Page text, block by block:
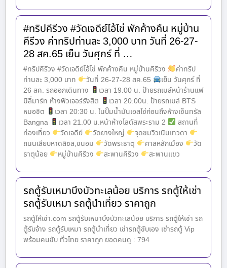
#ทริปคีรีวง #วัดเจดีย์ไอ้ไข่ พักค้างคืน หมู่บ้าน
คีรีวง ค่าทริปท่านละ 3,000 บาท วันที่ 26-27-
28 สค.65 เย็น วันศุกร์ ที่ …
#ทริปคีรีวง #วัดเจดีย์ไอ้ไข่ พักค้างคืน หมู่บ้านคีรีวง
ค่าทริป
ท่านละ 3,000 บาท
วันที่ 26-27-28 สค.65
เย็น วันศุกร์ ที่
26 สค. รถออกเดินทาง
เวลา 19.00 น. ป้ายรถเมล์หน้าร้านแฟ
มิลี่มาร์ท ห้างฟิวเจอร์รังสิต
เวลา 20:00น. ป้ายรถเมล์ BTS
หมอชิต
เวลา 20:30 น. ในปั๊มน้ำมันเอสโซ่ก่อนถึงห้างเซ็นทรัล
Bangna
เวลา 21.00 น.หน้าห้างโลตัสพระราม 2
สถานที่
ท่องเที่ยว
วัดเจดีย์ วัดยางใหญ่
จุดชมวิวเนินเทวดา
ถนนเลียบหาดสิชล,ขนอม
วัดพระธาตุ ศาลหลักเมือง
วัด
ธาตุน้อย
หมู่บ้านคีรีวง สะพานคีรีวง สะพานแขว
รถตู้รับเหมาบึงบัวทะเลน้อย บริการ รถตู้ให้เช่า
รถตู้รับเหมา รถตู้นำเที่ยว ราคาถูก
รถตู้ให้เช่า.com รถตู้รับเหมาบึงบัวทะเลน้อย บริการ รถตู้ให้เช่า รถ
ตู้รับจ้าง รถตู้รับเหมา รถตู้นำเที่ยว เช่ารถตู้ขับเอง เช่ารถตู้ Vip
พร้อมคนขับ ทั่วไทย ราคาถูก ยอดคนดู : 794